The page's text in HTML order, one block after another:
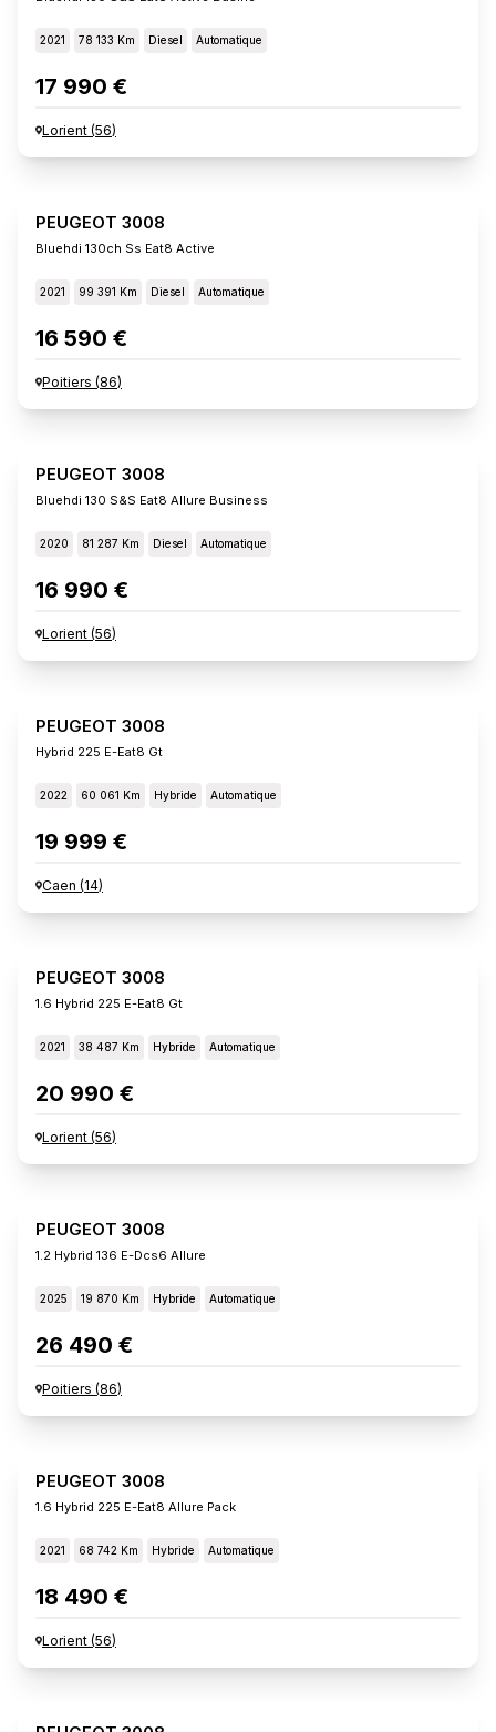
2021 78 133 Km Diesel Automatique
17 990 €
Lorient (56)
PEUGEOT 3008
Bluehdi 130ch Ss Eat8 Active
2021 99 391 Km Diesel Automatique
16 590 €
Poitiers (86)
PEUGEOT 3008
Bluehdi 130 S&s Eat8 Allure Business
2020 81 287 Km Diesel Automatique
16 990 €
Lorient (56)
PEUGEOT 3008
Hybrid 225 E-Eat8 Gt
2022 60 061 Km Hybride Automatique
19 999 €
Caen (14)
PEUGEOT 3008
1.6 Hybrid 225 E-Eat8 Gt
2021 38 487 Km Hybride Automatique
20 990 €
Lorient (56)
PEUGEOT 3008
1.2 Hybrid 136 E-Dcs6 Allure
2025 19 870 Km Hybride Automatique
26 490 €
Poitiers (86)
PEUGEOT 3008
1.6 Hybrid 225 E-Eat8 Allure Pack
2021 68 742 Km Hybride Automatique
18 490 €
Lorient (56)